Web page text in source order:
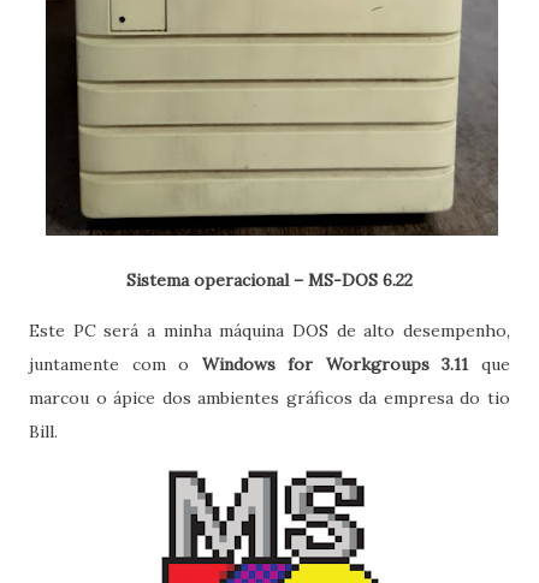
Sistema operacional – MS-DOS 6.22
Este PC será a minha máquina DOS de alto desempenho,
juntamente com o Windows for Workgroups 3.11 que
marcou o ápice dos ambientes gráficos da empresa do tio
Bill.